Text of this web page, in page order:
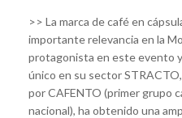
>> La marca de café en
importante relevancia en la
protagonista en este evento
único en su sector
por CAFENTO (primer grupo
nacional), ha obtenido una